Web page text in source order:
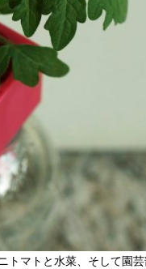
マトと水菜、そして園